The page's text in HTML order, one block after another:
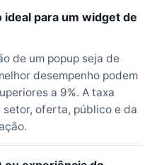
ideal para um widget de
de um popup seja de
desempenho podem
a 9%. A taxa
oferta, público e da